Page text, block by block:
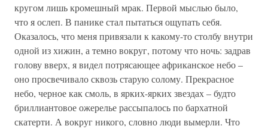
кругом лишь кромешный мрак. Первой мыслью было,
что я ослеп. В панике стал пытаться ощупать себя.
Оказалось, что меня привязали к какому-то столбу внутри
одной из хижин, а темно вокруг, потому что ночь: задрав
голову вверх, я видел потрясающее африканское небо –
оно просвечивало сквозь старую солому. Прекрасное
небо, черное как смоль, в ярких-ярких звездах – будто
бриллиантовое ожерелье рассыпалось по бархатной
скатерти. А вокруг никого, словно люди вымерли. Что